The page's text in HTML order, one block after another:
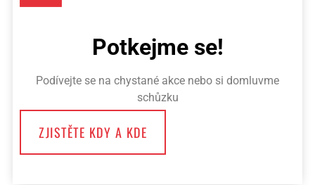
Potkejme se!
Podívejte se na chystané akce nebo si domluvme
schůzku
ZJISTĚTE KDY A KDE